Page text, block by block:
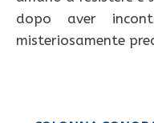
dopo aver
misteriosamente